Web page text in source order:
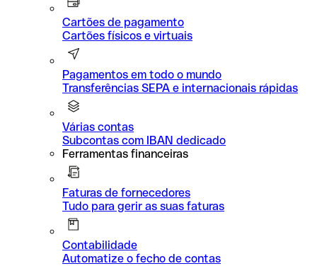
Cartões de pagamento
Cartões físicos e virtuais
Pagamentos em todo o mundo
Transferências SEPA e internacionais rápidas
Várias contas
Subcontas com IBAN dedicado
Ferramentas financeiras
Faturas de fornecedores
Tudo para gerir as suas faturas
Contabilidade
Automatize o fecho de contas